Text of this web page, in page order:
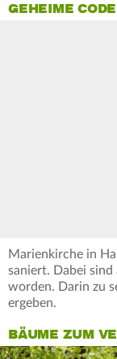
GEHEIME
Marienkirche in
saniert. Dabei
worden. Darin zu
ergeben.
BÄUME ZUM